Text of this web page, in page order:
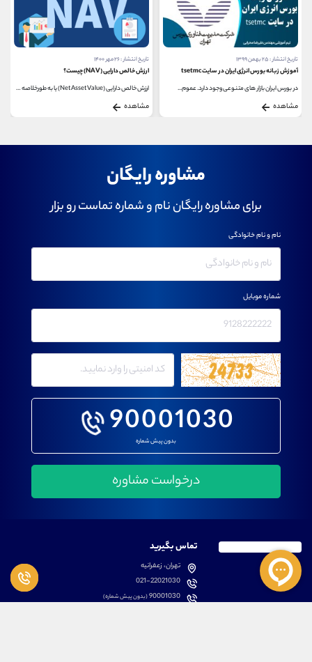
تاریخ انتشار : ۲۵ بهمن ۱۳۹۹
آموزش زبانه بورس انرژی ایران در سایت tsetmc
در بورس ایران بازار های متنوعی وجود دارد. عموم...
مشاهده
تاریخ انتشار : ۲۶ مهر ۱۴۰۰
ارزش خالص دارایی (NAV) چیست؟
ارزش خالص دارایی (Net Asset Value) یا به طورخلاصه NAV،...
مشاهده
مشاوره رایگان
برای مشاوره رایگان نام و شماره تماست رو بزار
90001030
بدون پیش شماره
نام و نام خانوادگی
شماره موبایل
تماس بگیرید
تهران، زعفرانیه
021-22021030
90001030(بدون پیش شماره)